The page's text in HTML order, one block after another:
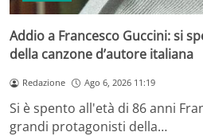
Addio a Francesco Guccini: si
della canzone d’autore italiana
Redazione Ago 6, 2026 11:19
Si è spento all'età di 86 anni
grandi protagonisti della…